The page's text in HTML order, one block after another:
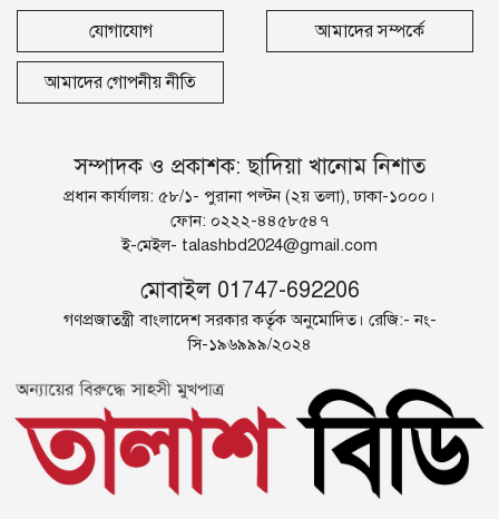
যোগাযোগ আমাদের সম্পর্কে
আমাদের গোপনীয় নীতি
সম্পাদক ও প্রকাশক: ছাদিয়া খানোম নিশাত
প্রধান কার্যালয়: ৫৮/১- পুরানা পল্টন (২য় তলা), ঢাকা-১০০০।
ফোন: ০২২২-৪৪৫৮৫৪৭
ই-মেইল- talashbd2024@gmail.com
মোবাইল 01747-692206
গণপ্রজাতন্ত্রী বাংলাদেশ সরকার কর্তৃক অনুমোদিত। রেজি:- নং-
সি-১৯৬৯৯৯/২০২৪